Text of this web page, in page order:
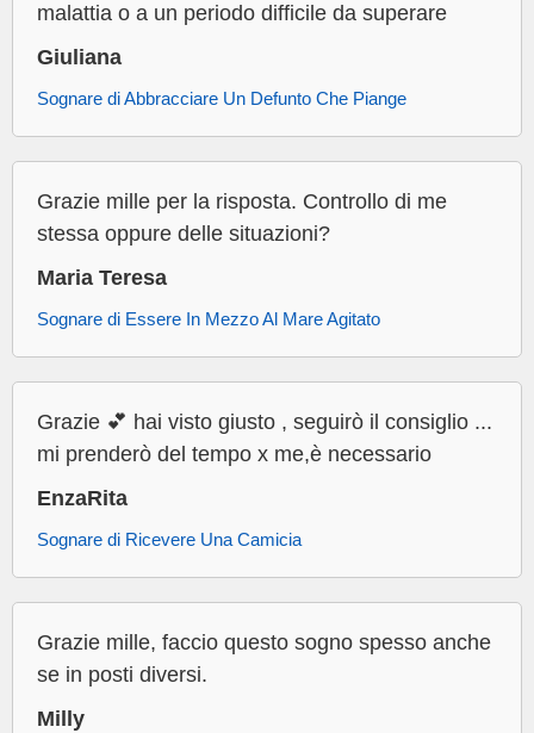
malattia o a un periodo difficile da superare
Giuliana
Sognare di Abbracciare Un Defunto Che Piange
Grazie mille per la risposta. Controllo di me
stessa oppure delle situazioni?
Maria Teresa
Sognare di Essere In Mezzo Al Mare Agitato
Grazie 💕 hai visto giusto , seguirò il consiglio ...
mi prenderò del tempo x me,è necessario
EnzaRita
Sognare di Ricevere Una Camicia
Grazie mille, faccio questo sogno spesso anche
se in posti diversi.
Milly